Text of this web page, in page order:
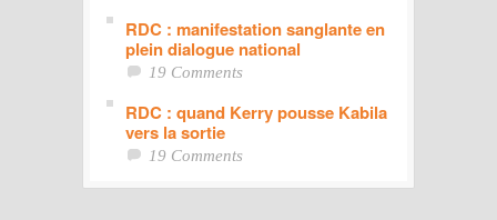
RDC : manifestation sanglante en
plein dialogue national
19 Comments
RDC : quand Kerry pousse Kabila
vers la sortie
19 Comments